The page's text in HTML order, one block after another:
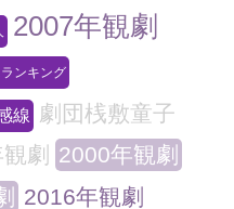
2007年観劇
ンキング
線
劇団桟敷童子
劇
2000年観劇
2016年観劇